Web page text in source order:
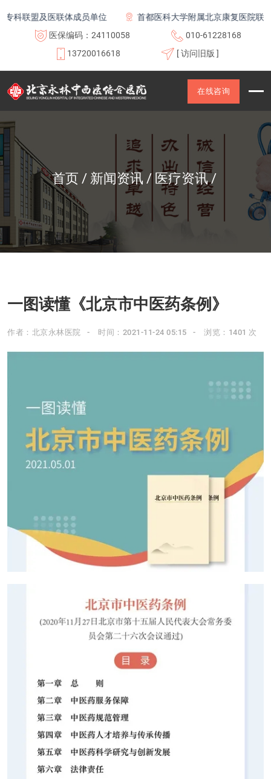
医联体成员单位
首都医科大学附属北京康复医院联体成员单位
医保编码：24110058
010-61228168
13720016618
[ 访问旧版 ]
在线咨询
首页 新闻资讯 医疗资讯
一图读懂《北京市中医药条例》
作者：北京永林医院 时间：2021-11-24 05:15 浏览：1401 次